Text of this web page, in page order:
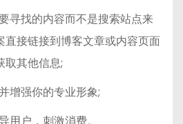
寻找的内容而不是搜索站点来
直接链接到博客文章或内容页面
取其他信息;
增强你的专业形象;
用户，刺激消费。